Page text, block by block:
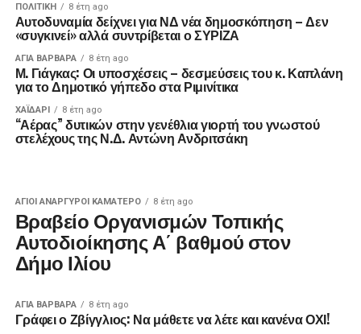
ΠΟΛΙΤΙΚΉ 8 έτη ago
Αυτοδυναμία δείχνει για ΝΔ νέα δημοσκόπηση – Δεν
«συγκινεί» αλλά συντρίβεται ο ΣΥΡΙΖΑ
ΑΓΙΑ ΒΑΡΒΑΡΑ 8 έτη ago
Μ. Γιάγκας: Οι υποσχέσεις – δεσμεύσεις του κ. Καπλάνη
για το Δημοτικό γήπεδο στα Ριμινίτικα
ΧΑΪΔΑΡΙ 8 έτη ago
“Αέρας” δυτικών στην γενέθλια γιορτή του γνωστού
στελέχους της Ν.Δ. Αντώνη Ανδριτσάκη
ΑΓΙΟΙ ΑΝΑΡΓΥΡΟΙ ΚΑΜΑΤΕΡΟ 8 έτη ago
Βραβείο Οργανισμών Τοπικής
Αυτοδιοίκησης Α΄ βαθμού στον
Δήμο Ιλίου
ΑΓΙΑ ΒΑΡΒΑΡΑ 8 έτη ago
Γράφει ο Ζβίγγλιος: Να μάθετε να λέτε και κανένα ΟΧΙ!